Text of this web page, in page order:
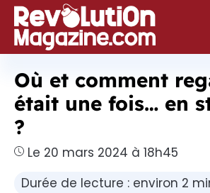
Aller
au
contenu
Où et comment
était une fois… en
?
Le 20 mars 2024 à 18h45
Durée de lecture : environ 2